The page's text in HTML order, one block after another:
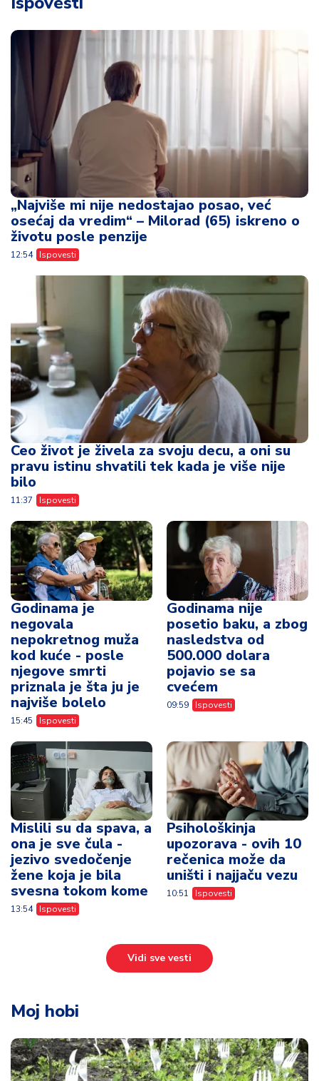
„Najviše mi nije nedostajao posao, već
osećaj da vredim“ – Milorad (65) iskreno o
životu posle penzije
12:54 Ispovesti
Ceo život je živela za svoju decu, a oni su
pravu istinu shvatili tek kada je više nije
bilo
11:37 Ispovesti
Godinama je
negovala
nepokretnog muža
kod kuće - posle
njegove smrti
priznala je šta ju je
najviše bolelo
15:45 Ispovesti
Godinama nije
posetio baku, a zbog
nasledstva od
500.000 dolara
pojavio se sa
cvećem
09:59 Ispovesti
Mislili su da spava, a
ona je sve čula -
jezivo svedočenje
žene koja je bila
svesna tokom kome
13:54 Ispovesti
Psihološkinja
upozorava - ovih 10
rečenica može da
uništi i najjaču vezu
10:51 Ispovesti
Vidi sve vesti
Moj hobi